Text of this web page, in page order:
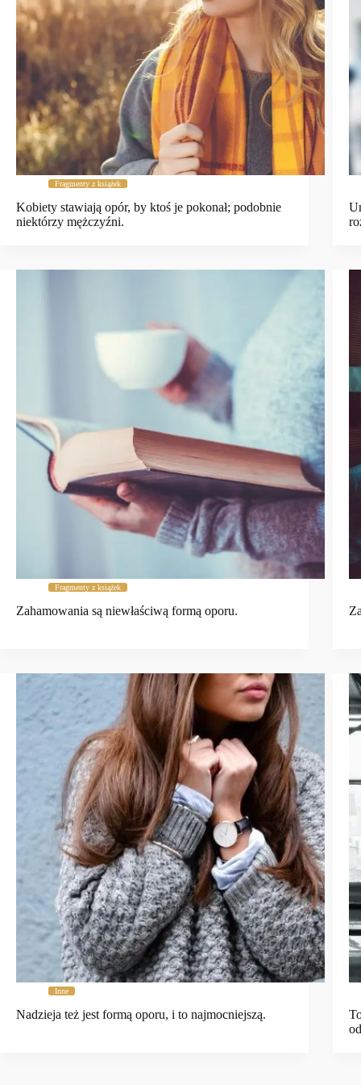
Fragmenty z książek
Kobiety stawiają opór, by ktoś je pokonał; podobnie
niektórzy mężczyźni.
Fragmenty z książek
Zahamowania są niewłaściwą formą oporu.
Inne
Nadzieja też jest formą oporu, i to najmocniejszą.